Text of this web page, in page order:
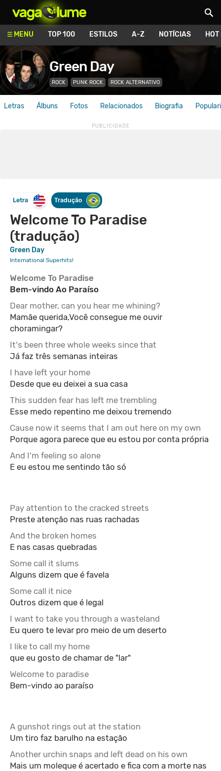
MENU TOP 100 ESTILOS A-Z NOTÍCIAS
Green Day
ROCK PUNK ROCK ROCK ALTERNATIVO
Letras Álbuns Fotos Relacionados Biografia
Letra Tradução
Welcome To Paradise
(tradução)
Green Day
International Superhits!
Bem-vindo Ao Paraíso
Mamãe querida,Você consegue me ouvir
choramingar?
Já faz três semanas inteiras
Desde que eu deixei a sua casa
Esse medo repentino me deixou tremendo
Porque agora parece que eu estou por conta própria
E eu estou me sentindo tão só
Preste atenção nas ruas rachadas
E nas casas quebradas
Alguns dizem que é favela
Outros dizem que é legal
Eu quero te levar pro meio de um deserto
que eu gosto de chamar de "lar"
Bem-vindo ao paraíso
Um tiro faz barulho na estação
Mais um moleque é acertado e fica com a morte nas
Welcome To Paradise
Dear mother, can you hear me whining?
It's been three whole weeks since that
I have left your home
This sudden fear has left me trembling
Cause now it seems that I am out here on my own
And I'm feeling so alone
Pay attention to the cracked streets
And the broken homes
Some call it slums
Some call it nice
I want to take you through a wasteland
I like to call my home
Welcome to paradise
A gunshot rings out at the station
Another urchin snaps and left dead on his own